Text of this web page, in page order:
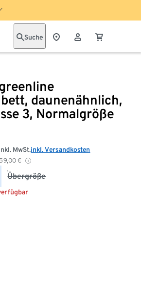
Suche
daunenähnlich,
3, Normalgröße
59,00 €
MwSt.inkl. Versandkosten
Übergröße